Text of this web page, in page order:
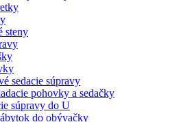
steny
sedacie súpravy
pohovky a sedačky
súpravy do U
do obývačky